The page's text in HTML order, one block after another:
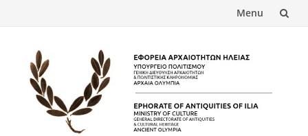
Menu
content